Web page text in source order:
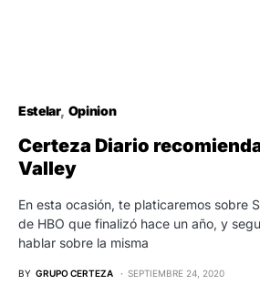
Estelar Opinion
Certeza Diario
Valley
En esta ocasión, te platicaremos sobre
de HBO que finalizó hace un año, y
hablar sobre la misma
BY GRUPO CERTEZA SEPTIEMBRE 24, 2020